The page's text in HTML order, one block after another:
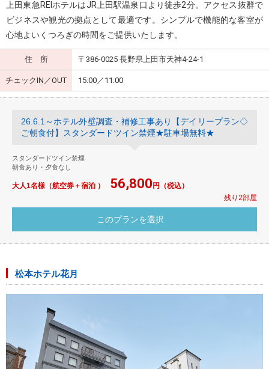
上田東急REIホテルはJR上田駅温泉口より徒歩2分。アクセス抜群で
ビジネスや観光の拠点として最適です。シンプルで機能的な客室が
心地よいくつろぎの時間をご提供いたします。
住 所 〒386-0025 長野県上田市天神4-24-1
チェックIN／OUT 15:00／11:00
26.6.1～ホテル外壁調査・補修工事あり【デイリープラン◇
ご朝食付】スタンダードツイン禁煙★駐車場無料★
スタンダードツイン禁煙
朝食あり・夕食なし
大人1名様（航空券＋宿泊 ） 56,800円（税込）
残り2部屋
松本ホテル花月